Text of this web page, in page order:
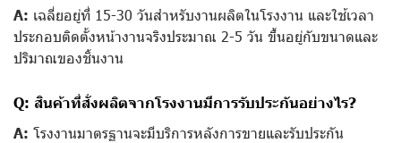
A: เฉลี่ยอยู่ที่ 15-30 วันสำหรับงานผลิตในโรงงาน และใช้เวลา
ประกอบติดตั้งหน้างานจริงประมาณ 2-5 วัน ขึ้นอยู่กับขนาดและ
ปริมาณของชิ้นงาน
Q: สินค้าที่สั่งผลิตจากโรงงานมีการรับประกันอย่างไร?
A: โรงงานมาตรฐานจะมีบริการหลังการขายและรับประกัน